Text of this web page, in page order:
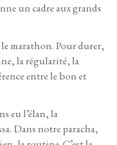
un cadre aux grands
marathon. Pour durer,
la régularité, la
entre le bon et
eu l’élan, la
Dans notre paracha,